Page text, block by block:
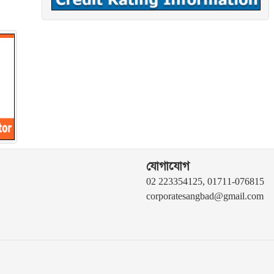
যোগাযোগ
02 223354125, 01711-076815
corporatesangbad@gmail.com